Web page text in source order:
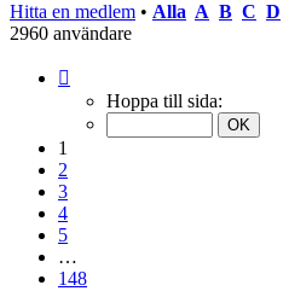
Hitta en medlem • Alla A B C D
2960 användare
Hoppa till sida:
1
2
3
4
5
…
148